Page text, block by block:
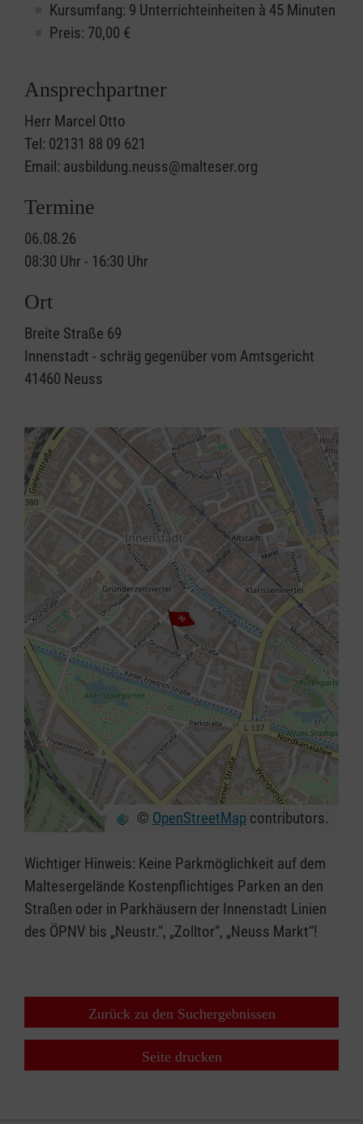
Kursumfang: 9 Unterrichteinheiten à 45 Minuten
Preis: 70,00 €
Ansprechpartner
Herr Marcel Otto
Tel: 02131 88 09 621
Email: ausbildung.neuss@malteser.org
Termine
06.08.26
08:30 Uhr - 16:30 Uhr
Ort
Breite Straße 69
Innenstadt - schräg gegenüber vom Amtsgericht
41460 Neuss
⇧
© OpenStreetMap contributors.
Wichtiger Hinweis: Keine Parkmöglichkeit auf dem
Maltesergelände Kostenpflichtiges Parken an den
Straßen oder in Parkhäusern der Innenstadt Linien
des ÖPNV bis „Neustr.“, „Zolltor“, „Neuss Markt“!
Zurück zu den Suchergebnissen
Seite drucken